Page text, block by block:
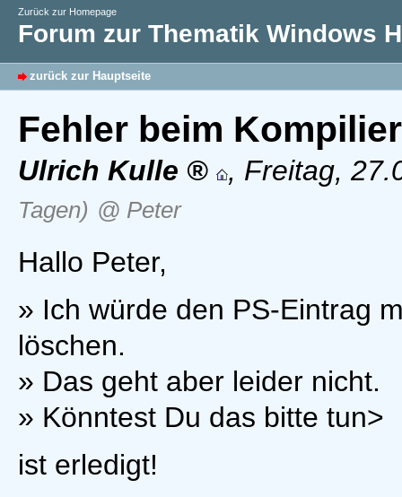
Zurück zur Homepage
Forum zur Thematik Windows
zurück zur Hauptseite
Fehler beim
Ulrich Kulle , Freitag,
Tagen) @ Peter
Hallo Peter,
» Ich würde den PS-Eintrag
löschen.
» Das geht aber leider nicht.
» Könntest Du das bitte tun>
ist erledigt!